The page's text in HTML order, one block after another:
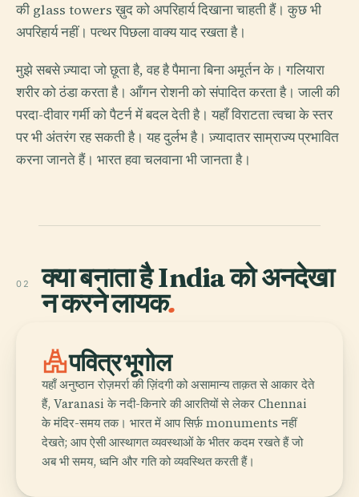
की glass towers ख़ुद को अपरिहार्य दिखाना चाहती हैं। कुछ भी
अपरिहार्य नहीं। पत्थर पिछला वाक्य याद रखता है।
मुझे सबसे ज़्यादा जो छूता है, वह है पैमाना बिना अमूर्तन के। गलियारा
शरीर को ठंडा करता है। आँगन रोशनी को संपादित करता है। जाली की
परदा-दीवार गर्मी को पैटर्न में बदल देती है। यहाँ विराटता त्वचा के स्तर
पर भी अंतरंग रह सकती है। यह दुर्लभ है। ज़्यादातर साम्राज्य प्रभावित
करना जानते हैं। भारत हवा चलवाना भी जानता है।
02 क्या बनाता है India को अनदेखा
न करने लायक.
temple_hinduपवित्र भूगोल
यहाँ अनुष्ठान रोज़मर्रा की ज़िंदगी को असामान्य ताक़त से आकार देते
हैं, Varanasi के नदी-किनारे की आरतियों से लेकर Chennai
के मंदिर-समय तक। भारत में आप सिर्फ़ monuments नहीं
देखते; आप ऐसी आस्थागत व्यवस्थाओं के भीतर कदम रखते हैं जो
अब भी समय, ध्वनि और गति को व्यवस्थित करती हैं।